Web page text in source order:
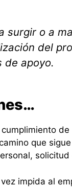
surgir o a
del
de apoyo.
que
impida al